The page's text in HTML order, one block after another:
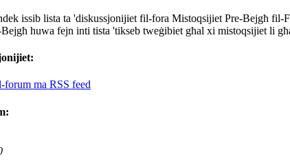
issib lista ta 'diskussjonijiet fil-fora Mistoqsijiet Pre-Bejgħ
huwa fejn inti tista 'tikseb tweġibiet għal xi mistoqsijiet li
forum ma RSS feed